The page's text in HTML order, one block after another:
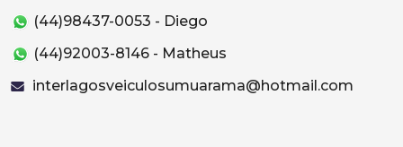
(44)98437-0053 - Diego
(44)92003-8146 - Matheus
interlagosveiculosumuarama@hotmail.com